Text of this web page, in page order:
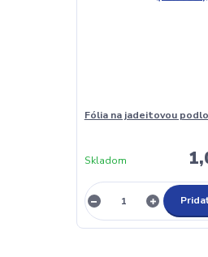
Fólia na jadeitovou
Skladom